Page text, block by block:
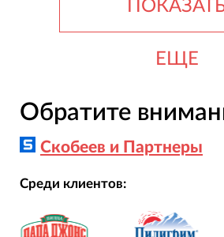
ЕЩЕ
Обратите
Скобеев и Партнеры
Среди клиентов: